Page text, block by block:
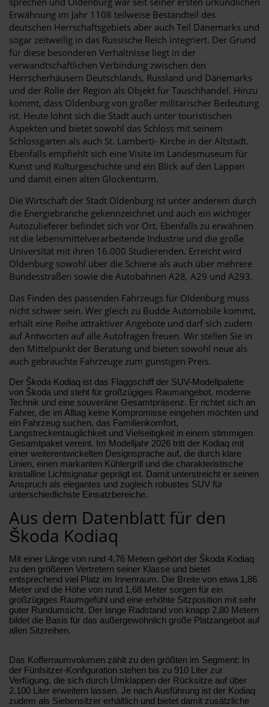
Erwähnung im Jahr 1108 teilweise Bestandteil des
deutschen Herrschaftsgebiets aber auch Teil Dänemarks und
sogar zeitweilig in das Russische Reich integriert. Der Grund
für diese besonderen Verhältnisse liegt in der
verwandtschaftlichen Verbindung zwischen den
Herrscherhäusern Deutschlands, Russland und Dänemarks
und der Rolle der Region als Objekt für Tauschhandel. Hinzu
kommt, dass Oldenburg von großer militärischer Bedeutung
ist. Heute lohnt sich die Stadt auch unter touristischen
Aspekten und bietet sowohl das Schloss mit seinem
Schlossgarten als auch St. Lamberti- Kirche in der Altstadt.
Ebenfalls empfiehlt sich eine Visite im Landesmuseum für
Kunst und Kulturgeschichte und ein Blick auf den Lappan
und damit einen alten Glockenturm.
Die Wirtschaft der Stadt Oldenburg ist unter anderem durch
die Energiebranche gekennzeichnet und auch ein wichtiger
Autozulieferer befindet sich vor Ort. Ebenfalls zu erwähnen
ist die lebensmittelverarbeitende Industrie und die große
Universität mit ihren 16.000 Studierenden. Erreicht wird
Oldenburg sowohl über die Schiene als auch über mehrere
Bundesstraßen sowie die Autobahnen A28, A29 und A293.
Das Finden des passenden Fahrzeugs für Oldenburg muss
nicht schwer sein. Wer gleich zu Budde Automobile kommt,
erhält eine Reihe attraktiver Angebote und darf sich zudem
auf Antworten auf alle Autofragen freuen. Wir stellen Sie in
den Mittelpunkt der Beratung und bieten sowohl neue als
auch gebrauchte Fahrzeuge zum günstigen Preis.
Der Škoda Kodiaq ist das Flaggschiff der SUV-Modellpalette
von Škoda und steht für großzügiges Raumangebot, moderne
Technik und eine souveräne Gesamtpräsenz. Er richtet sich an
Fahrer, die im Alltag keine Kompromisse eingehen möchten und
ein Fahrzeug suchen, das Familienkomfort,
Langstreckentauglichkeit und Vielseitigkeit in einem stimmigen
Gesamtpaket vereint. Im Modelljahr 2026 tritt der Kodiaq mit
einer weiterentwickelten Designsprache auf, die durch klare
Linien, einen markanten Kühlergrill und die charakteristische
kristalline Lichtsignatur geprägt ist. Damit unterstreicht er seinen
Anspruch als elegantes und zugleich robustes SUV für
unterschiedlichste Einsatzbereiche.
Aus dem Datenblatt für den
Škoda Kodiaq
Mit einer Länge von rund 4,76 Metern gehört der Škoda Kodiaq
zu den größeren Vertretern seiner Klasse und bietet
entsprechend viel Platz im Innenraum. Die Breite von etwa 1,86
Meter und die Höhe von rund 1,68 Meter sorgen für ein
großzügiges Raumgefühl und eine erhöhte Sitzposition mit sehr
guter Rundumsicht. Der lange Radstand von knapp 2,80 Metern
bildet die Basis für das außergewöhnlich große Platzangebot auf
allen Sitzreihen.
Das Kofferraumvolumen zählt zu den größten im Segment: In
der Fünfsitzer-Konfiguration stehen bis zu 910 Liter zur
Verfügung, die sich durch Umklappen der Rücksitze auf über
2.100 Liter erweitern lassen. Je nach Ausführung ist der Kodiaq
zudem als Siebensitzer erhältlich und bietet damit zusätzliche